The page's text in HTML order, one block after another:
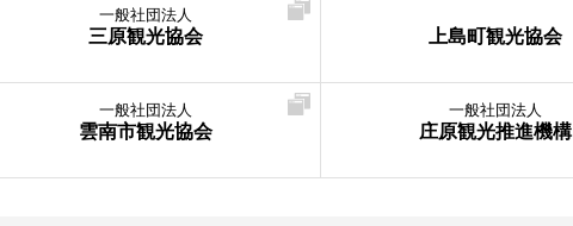
一般社団法人
三原観光協会 上島町観光協会
一般社団法人
雲南市観光協会
一般社団法人
庄原観光推進機構